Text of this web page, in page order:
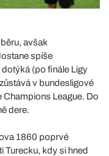
avšak
spíše
(po finále Ligy
v bundesligové
Champions League. Do
dere.
1860 poprvé
Turecku, kdy si hned